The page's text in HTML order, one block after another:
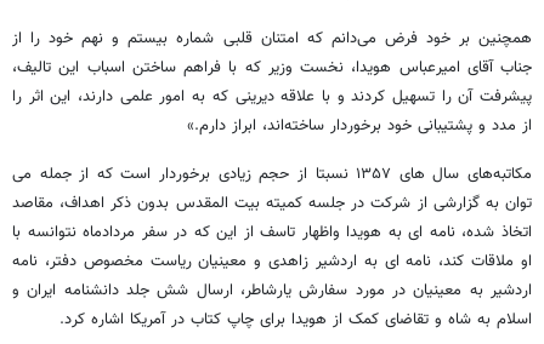
همچنین بر خود فرض می‌دانم که امتنان قلبی شماره بیستم و نهم خود را از
جناب آقای امیرعباس هویدا، نخست‌ وزیر که با فراهم ساختن اسباب این تالیف،
پیشرفت آن را تسهیل کردند و با علاقه دیرینی که به امور علمی دارند، این اثر را
از مدد و پشتیبانی خود برخوردار ساخته‌اند، ابراز دارم.»
مکاتبه‌های سال های ۱۳۵۷ نسبتا از حجم زیادی برخوردار است که از جمله می
توان به گزارشی از شرکت در جلسه کمیته بیت المقدس بدون ذکر اهداف، مقاصد
اتخاذ شده، نامه‌ ای به هویدا واظهار تاسف از این که در سفر مردادماه نتوانسه با
او ملاقات کند، نامه‌ ای به اردشیر زاهدی و معینیان ریاست مخصوص دفتر، نامه
اردشیر به معینیان در مورد سفارش یارشاطر، ارسال شش جلد دانشنامه ایران و
اسلام به شاه و تقاضای کمک از هویدا برای چاپ کتاب در آمریکا اشاره کرد.